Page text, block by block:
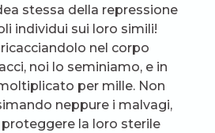
stessa della repressione
individui sui loro simili!
nel corpo
noi lo seminiamo, e in
per mille. Non
neppure i malvagi,
la loro sterile